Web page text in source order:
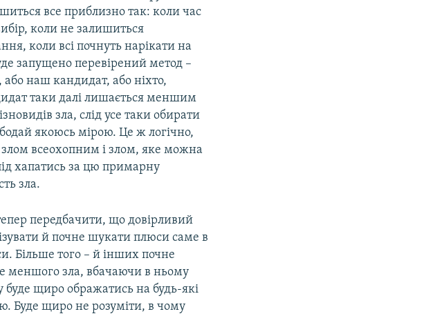
все приблизно так: коли час
коли не залишиться
коли всі почнуть нарікати на
запущено перевірений метод –
наш кандидат, або ніхто,
таки далі лишається меншим
зла, слід усе таки обирати
якоюсь мірою. Це ж логічно,
всеохопним і злом, яке можна
хапатись за цю примарну
зла.
передбачити, що довірливий
й почне шукати плюси саме в
Більше того – й інших почне
меншого зла, вбачаючи в ньому
щиро ображатись на будь-які
Буде щиро не розуміти, в чому